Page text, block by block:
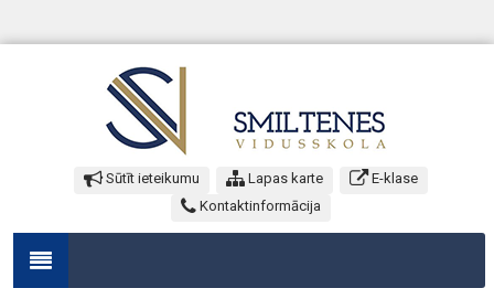
Sūtīt ieteikumu Lapas karte
E-klase
Kontaktinformācija